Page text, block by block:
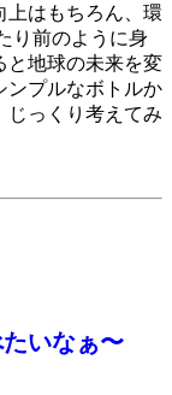
上はもちろん、環
り前のように身
と地球の未来を変
プルなボトルか
じっくり考えてみ
いなぁ〜